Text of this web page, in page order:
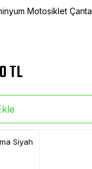
Motosiklet
TL